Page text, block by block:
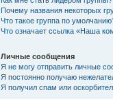
Почему названия некоторых
Что такое группа по
Что означает ссылка «Наша
Личные сообщения
Я не могу отправить личные
Я постоянно получаю
Я получил спам или